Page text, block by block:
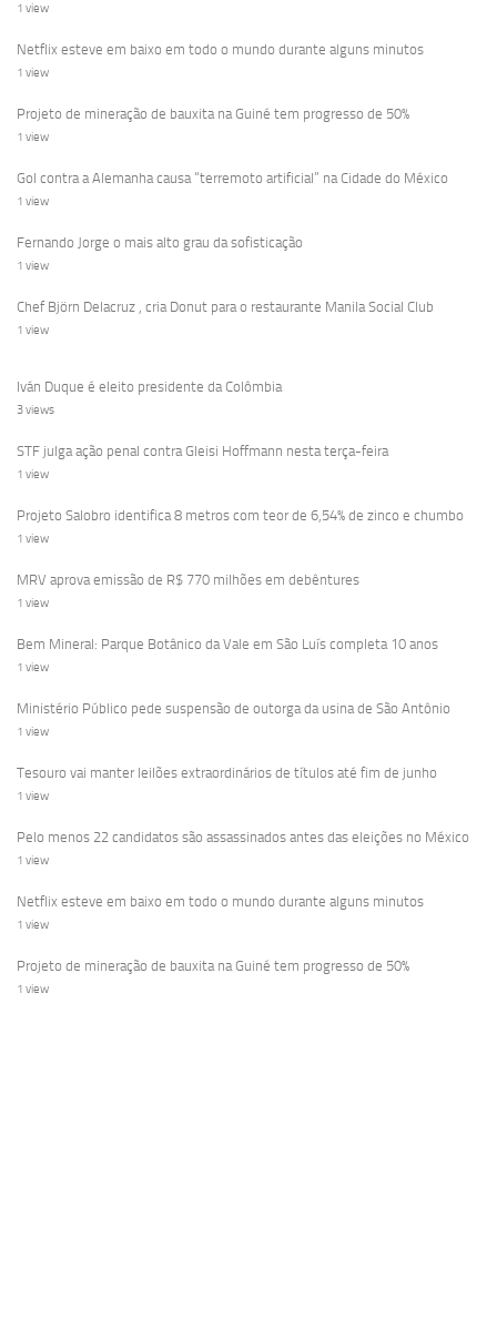
1 view
Netflix esteve em baixo em todo o mundo durante alguns minutos
1 view
Projeto de mineração de bauxita na Guiné tem progresso de 50%
1 view
Gol contra a Alemanha causa “terremoto artificial” na Cidade do México
1 view
Fernando Jorge o mais alto grau da sofisticação
1 view
Chef Björn Delacruz , cria Donut para o restaurante Manila Social Club
1 view
Iván Duque é eleito presidente da Colômbia
3 views
STF julga ação penal contra Gleisi Hoffmann nesta terça-feira
1 view
Projeto Salobro identifica 8 metros com teor de 6,54% de zinco e chumbo
1 view
MRV aprova emissão de R$ 770 milhões em debêntures
1 view
Bem Mineral: Parque Botânico da Vale em São Luís completa 10 anos
1 view
Ministério Público pede suspensão de outorga da usina de São Antônio
1 view
Tesouro vai manter leilões extraordinários de títulos até fim de junho
1 view
Pelo menos 22 candidatos são assassinados antes das eleições no México
1 view
Netflix esteve em baixo em todo o mundo durante alguns minutos
1 view
Projeto de mineração de bauxita na Guiné tem progresso de 50%
1 view